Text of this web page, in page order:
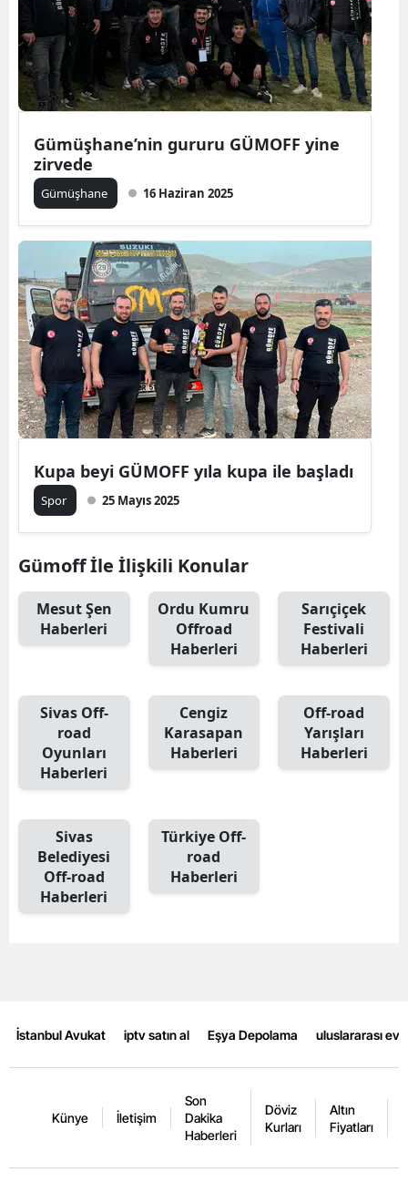
Gümüşhane’nin gururu GÜMOFF yine
zirvede
Gümüşhane 16 Haziran 2025
Kupa beyi GÜMOFF yıla kupa ile başladı
Spor 25 Mayıs 2025
Gümoff İle İlişkili Konular
Mesut Şen
Haberleri
Ordu Kumru
Offroad
Haberleri
Sarıçiçek
Festivali
Haberleri
Sivas Off-
road
Oyunları
Haberleri
Cengiz
Karasapan
Haberleri
Off-road
Yarışları
Haberleri
Sivas
Belediyesi
Off-road
Haberleri
Türkiye Off-
road
Haberleri
İstanbul Avukat iptv satın al Eşya Depolama uluslararası
Künye İletişim
Son
Dakika
Haberleri
Döviz
Kurları
Altın
Fiyatları